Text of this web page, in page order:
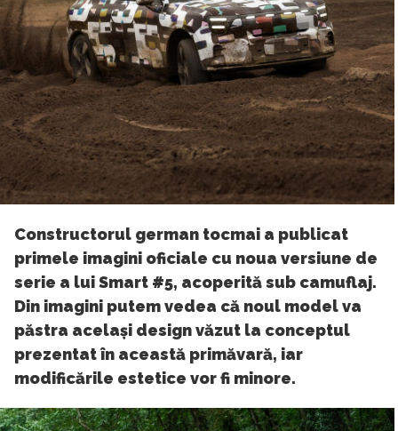
Constructorul german tocmai a publicat
primele imagini oficiale cu noua versiune de
serie a lui Smart #5, acoperită sub camuflaj.
Din imagini putem vedea că noul model va
păstra același design văzut la conceptul
prezentat în această primăvară, iar
modificările estetice vor fi minore.